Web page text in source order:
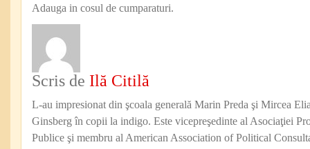
Adauga in cosul de cumparaturi.
Scris de Ilă Citilă
L-au impresionat din şcoala generală Marin Preda şi Mircea
Ginsberg în copii la indigo. Este vicepreşedinte al Asociaţiei
Publice şi membru al American Association of Political